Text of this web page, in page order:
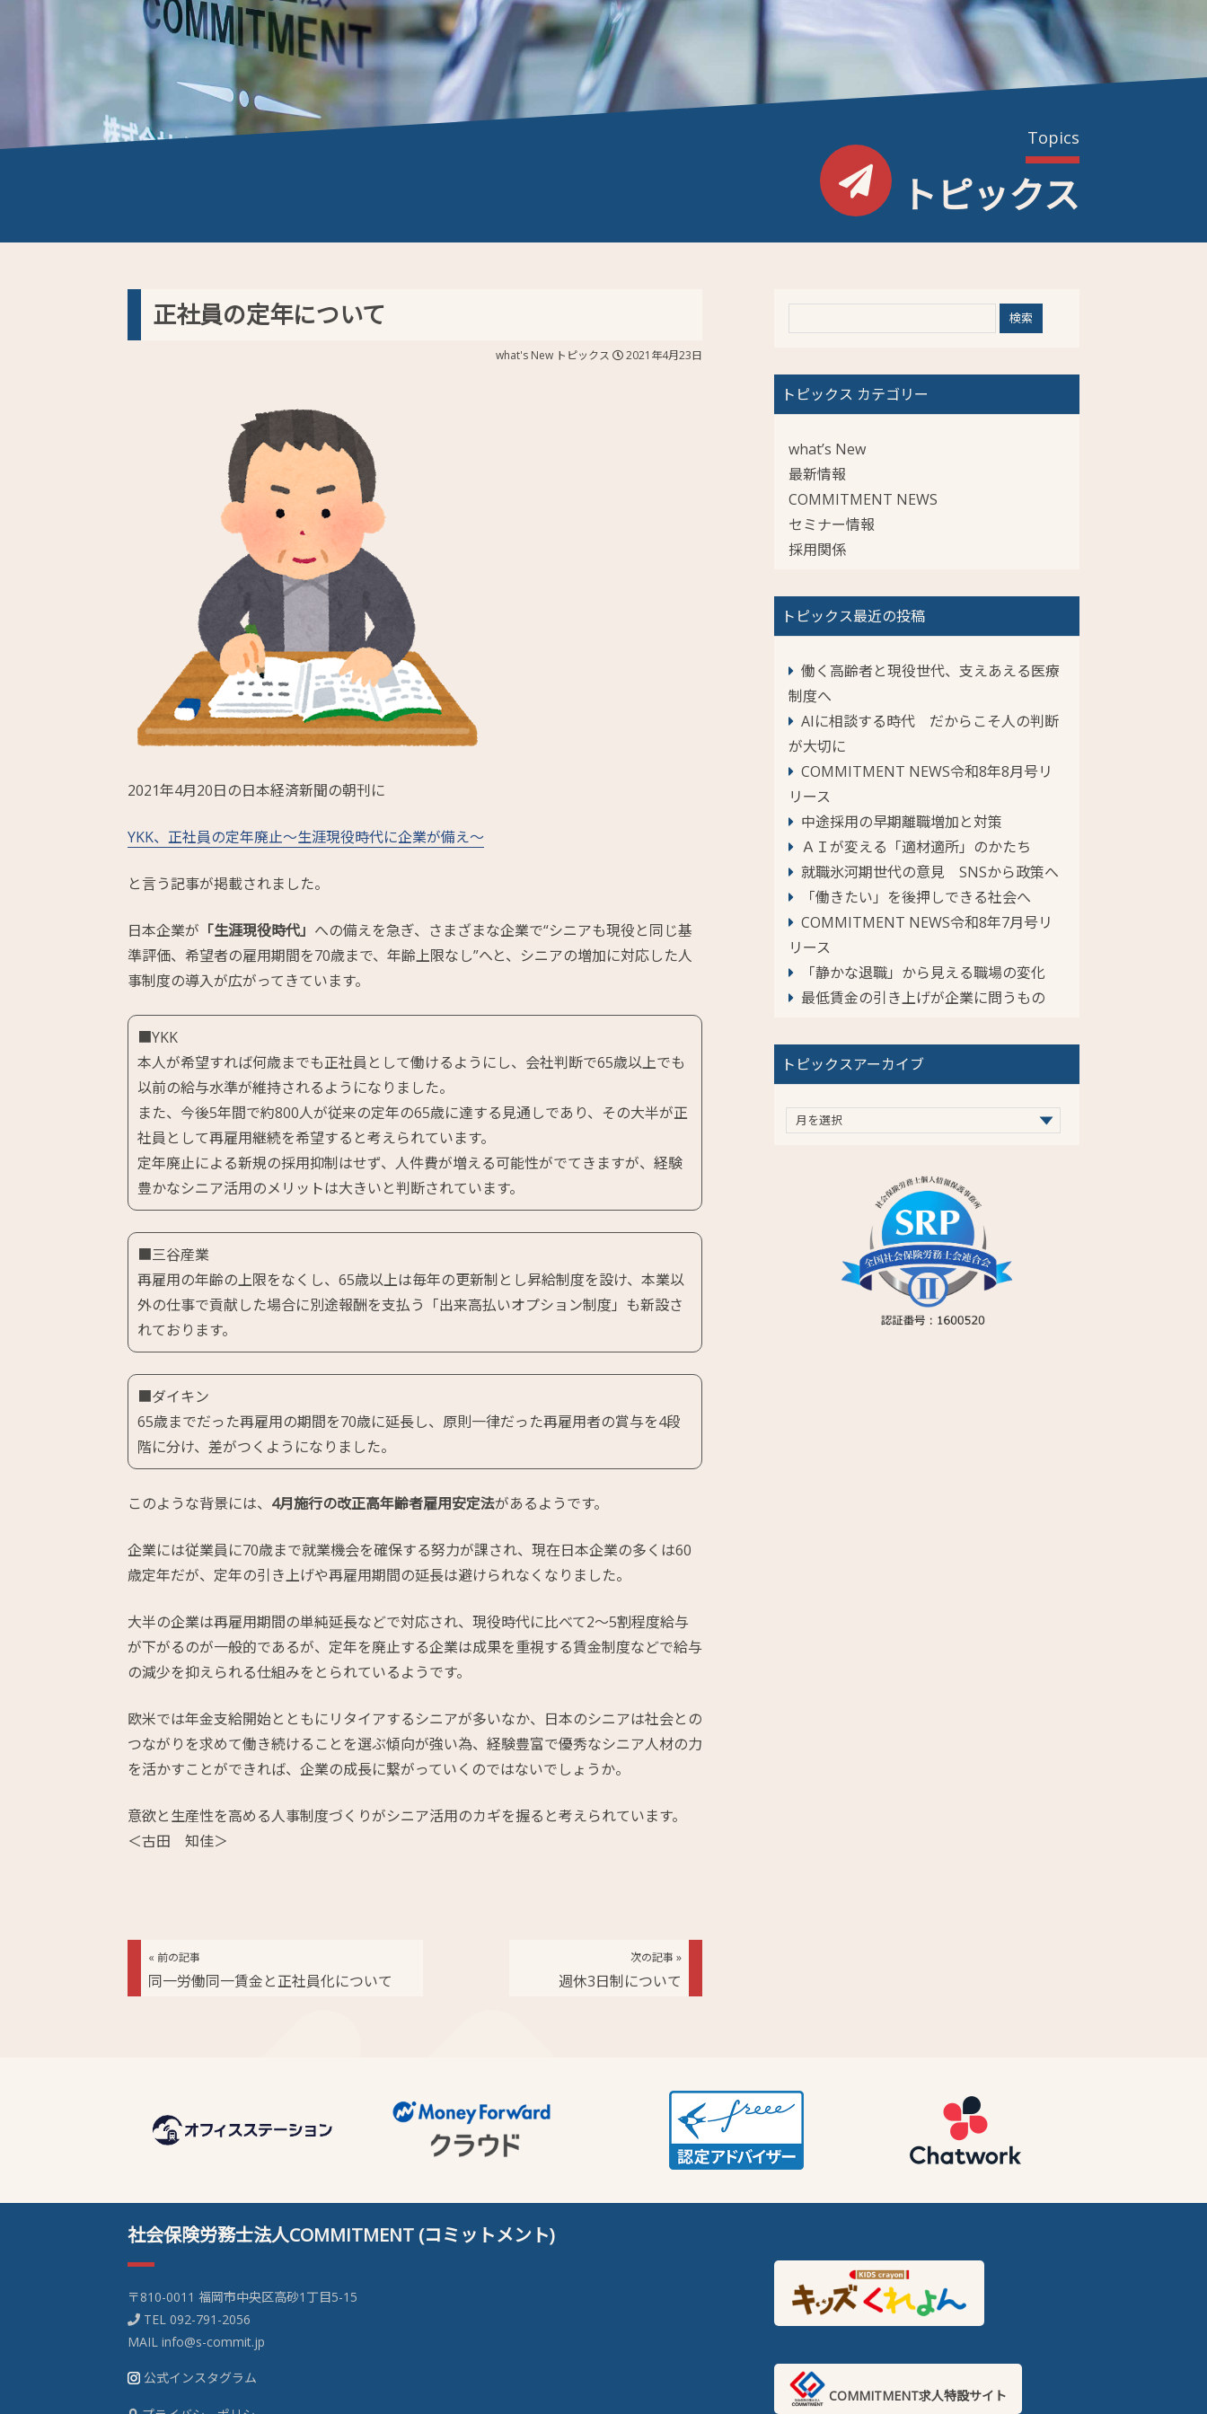
Topics
トピックス
正社員の定年について
what's New トピックス 2021年4月23日
2021年4月20日の日本経済新聞の朝刊に
YKK、正社員の定年廃止～生涯現役時代に企業が備え～
と言う記事が掲載されました。
日本企業が 「生涯現役時代」 への備えを急ぎ、さまざまな企業で“シニアも現役と同じ基
準評価、希望者の雇用期間を70歳まで、年齢上限なし”へと、シニアの増加に対応した人
事制度の導入が広がってきています。
■YKK
本人が希望すれば何歳までも正社員として働けるようにし、会社判断で65歳以上でも
以前の給与水準が維持されるようになりました。
また、今後5年間で約800人が従来の定年の65歳に達する見通しであり、その大半が正
社員として再雇用継続を希望すると考えられています。
定年廃止による新規の採用抑制はせず、人件費が増える可能性がでてきますが、経験
豊かなシニア活用のメリットは大きいと判断されています。
■三谷産業
再雇用の年齢の上限をなくし、65歳以上は毎年の更新制とし昇給制度を設け、本業以
外の仕事で貢献した場合に別途報酬を支払う「出来高払いオプション制度」も新設さ
れております。
■ダイキン
65歳までだった再雇用の期間を70歳に延長し、原則一律だった再雇用者の賞与を4段
階に分け、差がつくようになりました。
このような背景には、 4月施行の改正高年齢者雇用安定法があるようです。
企業には従業員に70歳まで就業機会を確保する努力が課され、現在日本企業の多くは60
歳定年だが、定年の引き上げや再雇用期間の延長は避けられなくなりました。
大半の企業は再雇用期間の単純延長などで対応され、現役時代に比べて2～5割程度給与
が下がるのが一般的であるが、定年を廃止する企業は成果を重視する賃金制度などで給与
の減少を抑えられる仕組みをとられているようです。
欧米では年金支給開始とともにリタイアするシニアが多いなか、日本のシニアは社会との
つながりを求めて働き続けることを選ぶ傾向が強い為、経験豊富で優秀なシニア人材の力
を活かすことができれば、企業の成長に繋がっていくのではないでしょうか。
意欲と生産性を高める人事制度づくりがシニア活用のカギを握ると考えられています。
＜古田 知佳＞
« 前の記事
同一労働同一賃金と正社員化について
次の記事 »
週休3日制について
トピックス カテゴリー
what’s New
最新情報
COMMITMENT NEWS
セミナー情報
採用関係
トピックス最近の投稿
働く高齢者と現役世代、支えあえる医療
制度へ
AIに相談する時代 だからこそ人の判断
が大切に
COMMITMENT NEWS令和8年8月号リ
リース
中途採用の早期離職増加と対策
ＡＩが変える「適材適所」のかたち
就職氷河期世代の意見 SNSから政策へ
「働きたい」を後押しできる社会へ
COMMITMENT NEWS令和8年7月号リ
リース
「静かな退職」から見える職場の変化
最低賃金の引き上げが企業に問うもの
トピックスアーカイブ
社会保険労務士法人COMMITMENT (コミットメント)
〒810-0011 福岡市中央区高砂1丁目5-15
TEL 092-791-2056
MAIL info@s-commit.jp
公式インスタグラム
COMMITMENT求人特設サイト